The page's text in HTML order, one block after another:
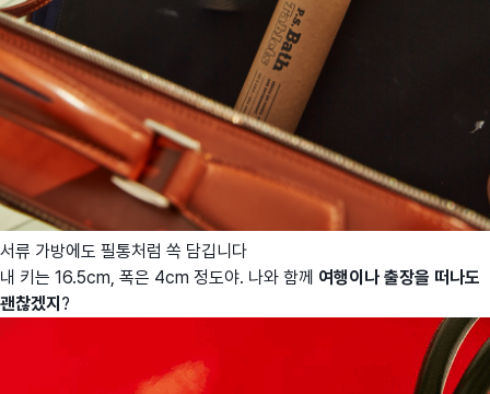
서류 가방에도 필통처럼 쏙 담깁니다
내 키는 16.5cm, 폭은 4cm 정도야. 나와 함께 여행이나 출장을 떠나도
괜찮겠지 ?